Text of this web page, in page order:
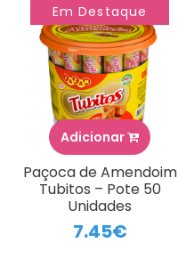
Em Destaque
Adicionar
Paçoca de Amendoim
Tubitos – Pote 50
Unidades
7.45€